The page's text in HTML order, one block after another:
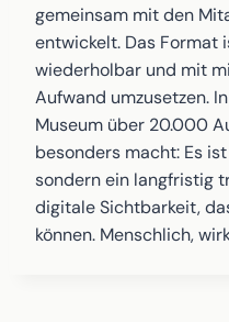
gemeinsam mit den
entwickelt. Das Format
wiederholbar und mit
Aufwand umzusetzen.
Museum über 20.000
besonders macht: Es
sondern ein langfristig
digitale Sichtbarkeit,
können. Menschlich,